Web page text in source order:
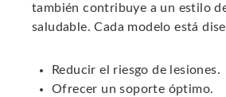
también contribuye a un estilo
saludable. Cada modelo está
Reducir el riesgo de lesiones.
Ofrecer un soporte óptimo.